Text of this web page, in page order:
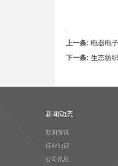
上一条: 电器电
下一条: 生态纺
新闻动态
新闻资讯
行业知识
公司讯息